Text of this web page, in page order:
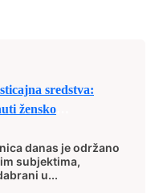
sredstva:
žensko
danas je održano
subjektima,
u...